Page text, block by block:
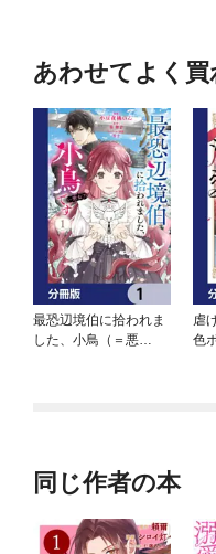
あわせてよく
最恐辺境伯に拾われま
した、小鳥（＝悪
虐
色
同じ作者の本